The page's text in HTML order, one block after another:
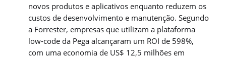
novos produtos e aplicativos enquanto reduzem os
custos de desenvolvimento e manutenção. Segundo
a Forrester, empresas que utilizam a plataforma
low-code da Pega alcançaram um ROI de 598%,
com uma economia de US$ 12,5 milhões em